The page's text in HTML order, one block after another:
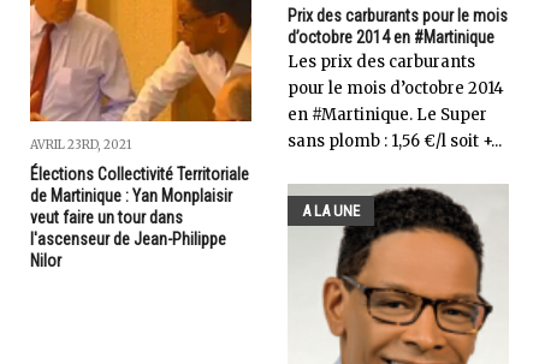
AVRIL 23RD, 2021
Élections Collectivité Territoriale
de Martinique : Yan Monplaisir
veut faire un tour dans
l'ascenseur de Jean-Philippe
Nilor
Prix des carburants pour le mois
d’octobre 2014 en #Martinique
Les prix des carburants
pour le mois d’octobre 2014
en #Martinique. Le Super
sans plomb : 1,56 €/l soit +...
A LA UNE